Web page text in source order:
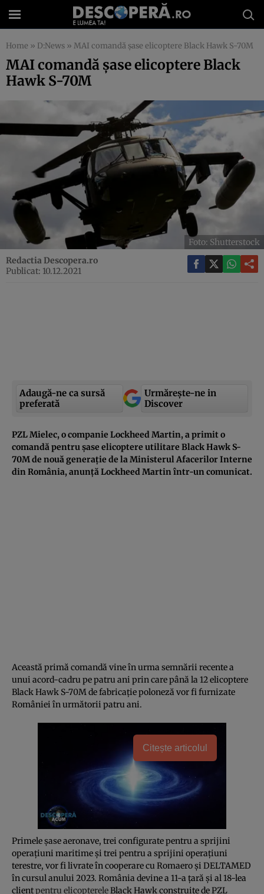
Home » D:News » MAI comandă șase elicoptere Black Hawk S-70M
MAI comandă șase elicoptere Black
Hawk S-70M
Foto: Shutterstock
Redactia Descopera.ro
Publicat: 10.12.2021
Adaugă-ne ca sursă
preferată
Urmărește-ne in
Discover
PZL Mielec, o companie Lockheed Martin, a primit o
comandă pentru șase elicoptere utilitare Black Hawk S-
70M de nouă generație de la Ministerul Afacerilor Interne
din România, anunță Lockheed Martin într-un comunicat.
Această primă comandă vine în urma semnării recente a
unui acord-cadru pe patru ani prin care până la 12 elicoptere
Black Hawk S-70M de fabricație poloneză vor fi furnizate
României în următorii patru ani.
Citește articolul
Primele șase aeronave, trei configurate pentru a sprijini
operațiuni maritime și trei pentru a sprijini operațiuni
terestre, vor fi livrate în cooperare cu Romaero și DELTAMED
în cursul anului 2023. România devine a 11-a țară și al 18-lea
clientpentru elicoptereleBlack Hawk construite de PZL